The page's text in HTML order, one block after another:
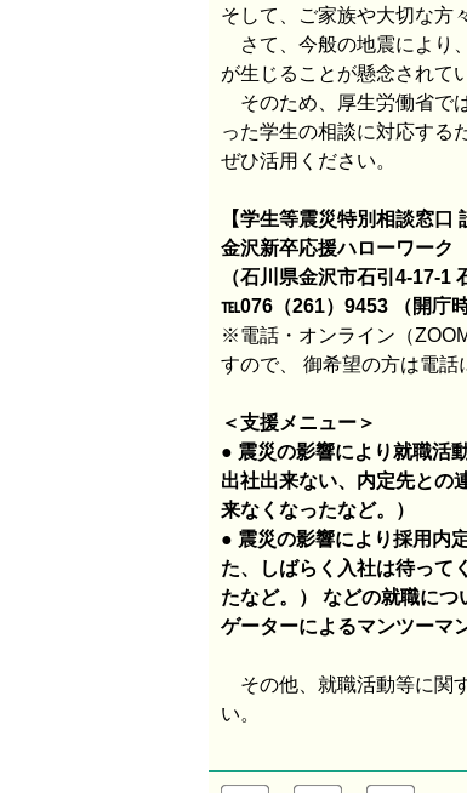
そして、ご家族や大切な方
さて、今般の地震により
が生じることが懸念されて
そのため、厚生労働省で
った学生の相談に対応する
ぜひ活用ください。
【学生等震災特別相談窓口
金沢新卒応援ハローワーク
（石川県金沢市石引4-17-1
℡076（261）9453 （開庁
※電話・オンライン（
すので、 御希望の方は電話
＜支援メニュー＞
● 震災の影響により就職活
出社出来ない、内定先との
来なくなったなど。）
● 震災の影響により採用内
た、しばらく入社は待って
たなど。） などの就職に
ゲーターによるマンツーマ
その他、就職活動等に関
い。